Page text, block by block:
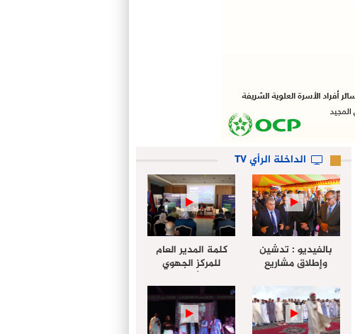
الداخلة الرأي TV
بالفيديو : تدشين
وإطلاق مشاريع
لعيد العرش
كلمة المدير العام
للمركز الجهوي
للإستثمار خلال
أشغال لإجتماع
التقييمي للجنة
الجهوية الموحد
لإستثمار بجهة